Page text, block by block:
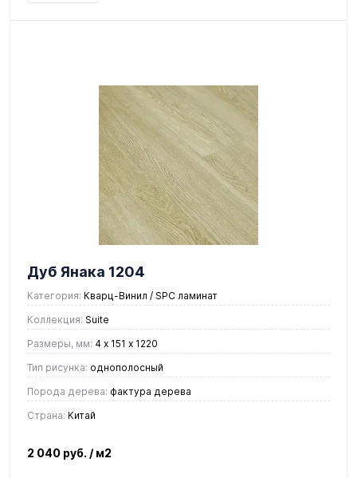
Дуб Янака 1204
Категория: Кварц-Винил / SPC ламинат
Коллекция: Suite
Размеры, мм: 4 х 151 х 1220
Тип рисунка: однополосный
Порода дерева: фактура дерева
Страна: Китай
2 040 руб. / м2